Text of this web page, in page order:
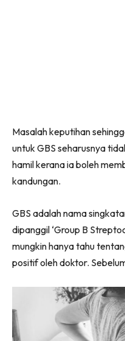
Masalah keputihan
untuk GBS seharusnya
hamil kerana ia boleh
kandungan.
GBS adalah nama
dipanggil ‘Group B
mungkin hanya tahu
positif oleh doktor.